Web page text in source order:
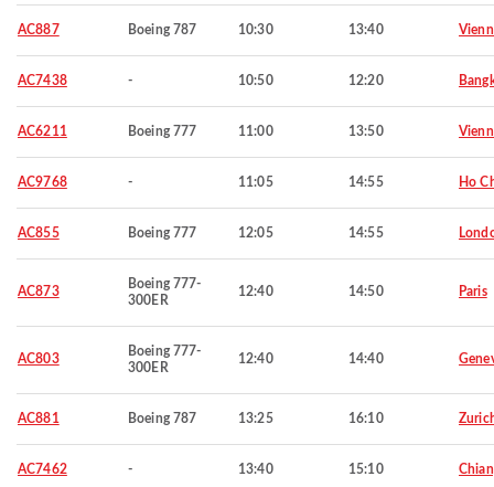
AC887 Boeing 787 10:30 13:40
AC7438 - 10:50 12:20
AC6211 Boeing 777 11:00 13:50
AC9768 - 11:05 14:55 Ho
AC855 Boeing 777 12:05 14:55
AC873
Boeing 777-
300ER
12:40 14:50 Paris
AC803
Boeing 777-
300ER
12:40 14:40
AC881 Boeing 787 13:25 16:10
AC7462 - 13:40 15:10